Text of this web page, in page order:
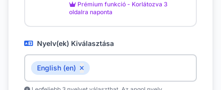
Prémium funkció - Korlátozva 3
oldalra naponta
Nyelv(ek) Kiválasztása
English (en)